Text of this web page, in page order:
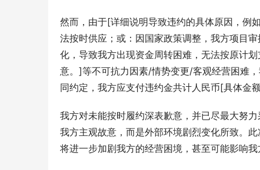
然而，由于[详细说明导致违约的具体原因，例
法按时供应；或：因国家政策调整，我方项目
化，导致我方出现资金周转困难，无法按原计
意。]等不可抗力因素/情势变更/客观经营困难
同约定，我方应支付违约金共计人民币[具体金
我方对未能按时履约深表歉意，并已尽最大努
我方主观故意，而是外部环境剧烈变化所致。
将进一步加剧我方的经营困境，甚至可能影响我